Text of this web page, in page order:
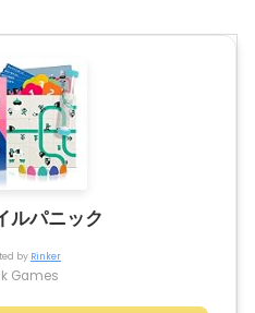
ルパニック
by Rinker
Games